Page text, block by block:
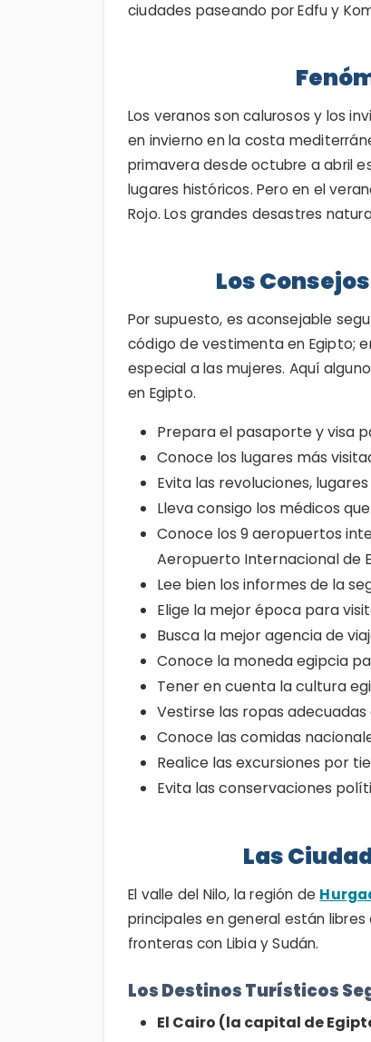
ciudades paseando por Edfu y
Los veranos son calurosos y los
en invierno en la costa
primavera desde octubre a abril
lugares históricos. Pero en el
Rojo. Los grandes desastres
Los
Por supuesto, es aconsejable
código de vestimenta en Egipto;
especial a las mujeres. Aquí
en Egipto.
Prepara el pasaporte y visa
Conoce los lugares más
Evita las revoluciones,
Lleva consigo los médicos
Conoce los 9 aeropuertos
Aeropuerto Internacional de
Lee bien los informes de la
Elige la mejor época para
Busca la mejor agencia de
Conoce la moneda egipcia
Tener en cuenta la cultura
Vestirse las ropas
Conoce las comidas
Realice las excursiones por
Evita las conservaciones
Las
El valle del Nilo, la región de
principales en general están libres
fronteras con Libia y Sudán.
Los Destinos Turísticos
El Cairo (la capital de